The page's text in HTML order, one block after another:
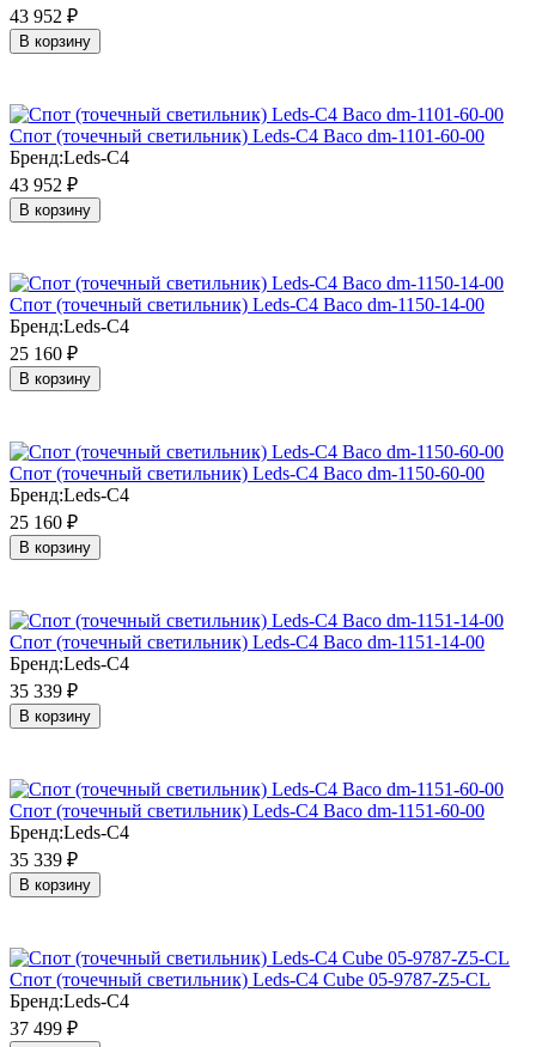
43 952 ₽
В корзину
Cпот (точечный светильник) Leds-C4 Baco dm-1101-60-00
Бренд:Leds-C4
43 952 ₽
В корзину
Cпот (точечный светильник) Leds-C4 Baco dm-1150-14-00
Бренд:Leds-C4
25 160 ₽
В корзину
Cпот (точечный светильник) Leds-C4 Baco dm-1150-60-00
Бренд:Leds-C4
25 160 ₽
В корзину
Cпот (точечный светильник) Leds-C4 Baco dm-1151-14-00
Бренд:Leds-C4
35 339 ₽
В корзину
Cпот (точечный светильник) Leds-C4 Baco dm-1151-60-00
Бренд:Leds-C4
35 339 ₽
В корзину
Cпот (точечный светильник) Leds-C4 Cube 05-9787-Z5-CL
Бренд:Leds-C4
37 499 ₽